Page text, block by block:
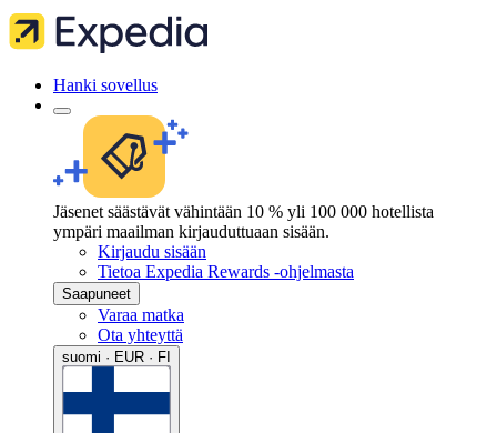
Hanki sovellus
Jäsenet säästävät vähintään 10 % yli 100 000 hotellista
ympäri maailman kirjauduttuaan sisään.
Kirjaudu sisään
Tietoa Expedia Rewards -ohjelmasta
Saapuneet
Varaa matka
Ota yhteyttä
suomi · EUR · FI